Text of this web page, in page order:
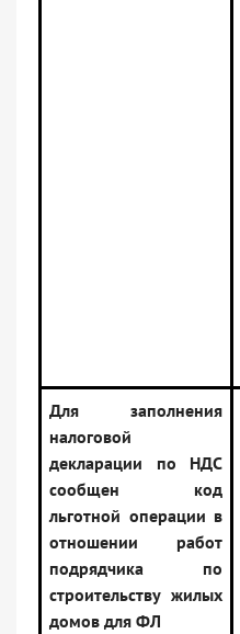
Для заполнения
налоговой
декларации по НДС
сообщен код
льготной операции в
отношении работ
подрядчика по
строительству жилых
домов для ФЛ